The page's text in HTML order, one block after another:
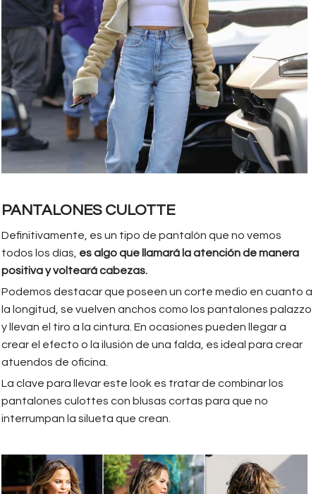
PANTALONES CULOTTE
Definitivamente, es un tipo de pantalón que no vemos
todos los días, es algo que llamará la atención de manera
positiva y volteará cabezas.
Podemos destacar que poseen un corte medio en cuanto a
la longitud, se vuelven anchos como los pantalones palazzo
y llevan el tiro a la cintura. En ocasiones pueden llegar a
crear el efecto o la ilusión de una falda, es ideal para crear
atuendos de oficina.
La clave para llevar este look es tratar de combinar los
pantalones culottes con blusas cortas para que no
interrumpan la silueta que crean.
chrissy_teigen_hola.jpg